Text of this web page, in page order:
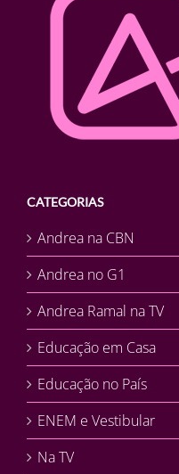
CATEGORIAS
Andrea na CBN
Andrea no G1
Andrea Ramal na TV
Educação em Casa
Educação no País
ENEM e Vestibular
Na TV